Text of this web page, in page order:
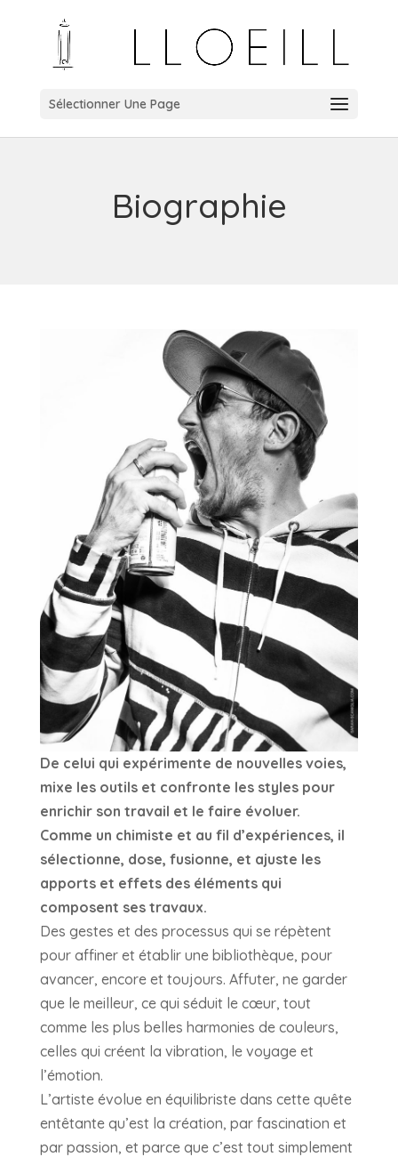
Sélectionner Une Page
Biographie
De celui qui expérimente de nouvelles voies,
mixe les outils et confronte les styles pour
enrichir son travail et le faire évoluer.
Comme un chimiste et au fil d’expériences, il
sélectionne, dose, fusionne, et ajuste les
apports et effets des éléments qui
composent ses travaux.
Des gestes et des processus qui se répètent
pour affiner et établir une bibliothèque, pour
avancer, encore et toujours. Affuter, ne garder
que le meilleur, ce qui séduit le cœur, tout
comme les plus belles harmonies de couleurs,
celles qui créent la vibration, le voyage et
l’émotion.
L’artiste évolue en équilibriste dans cette quête
entêtante qu’est la création, par fascination et
par passion, et parce que c’est tout simplement